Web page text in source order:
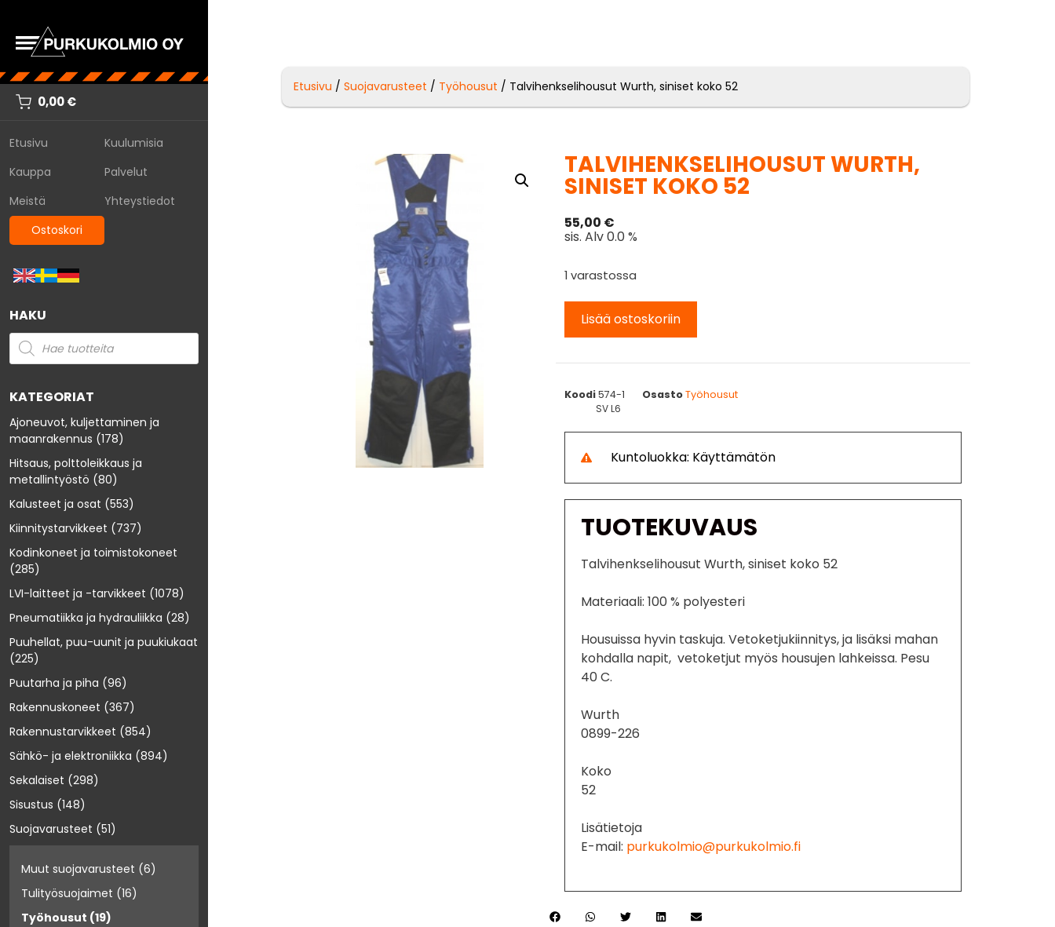
0,00€
Etusivu
Kuulumisia
Kauppa
Palvelut
Meistä
Yhteystiedot
Ostoskori
HAKU
KATEGORIAT
Ajoneuvot, kuljettaminen ja
maanrakennus (178)
Hitsaus, polttoleikkaus ja
metallintyöstö (80)
Kalusteet ja osat (553)
Kiinnitystarvikkeet (737)
Kodinkoneet ja toimistokoneet
(285)
LVI-laitteet ja -tarvikkeet (1078)
Pneumatiikka ja hydrauliikka (28)
Puuhellat, puu-uunit ja puukiukaat
(225)
Puutarha ja piha (96)
Rakennuskoneet (367)
Rakennustarvikkeet (854)
Sähkö- ja elektroniikka (894)
Sekalaiset (298)
Sisustus (148)
Suojavarusteet (51)
Muut suojavarusteet (6)
Tulityösuojaimet (16)
Työhousut (19)
Etusivu /Suojavarusteet / Työhousut / Talvihenkselihousut Wurth, siniset koko 52
TALVIHENKSELIHOUSUT WURTH,
SINISET KOKO 52
55,00 €
sis. Alv 0.0 %
1 varastossa
Lisää ostoskoriin
Koodi574-1 Osasto Työhousut
SV L6
Kuntoluokka: Käyttämätön
TUOTEKUVAUS
Talvihenkselihousut Wurth, siniset koko 52
Materiaali: 100 % polyesteri
Housuissa hyvin taskuja. Vetoketjukiinnitys, ja lisäksi mahan
kohdalla napit, vetoketjut myös housujen lahkeissa. Pesu
40 C.
Wurth
0899-226
Koko
52
Lisätietoja
E-mail: purkukolmio@purkukolmio.fi